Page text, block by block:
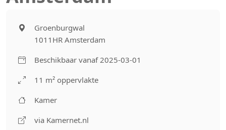
Groenburgwal
1011HR Amsterdam
Beschikbaar vanaf 2025-03-01
11 m² oppervlakte
Kamer
via Kamernet.nl